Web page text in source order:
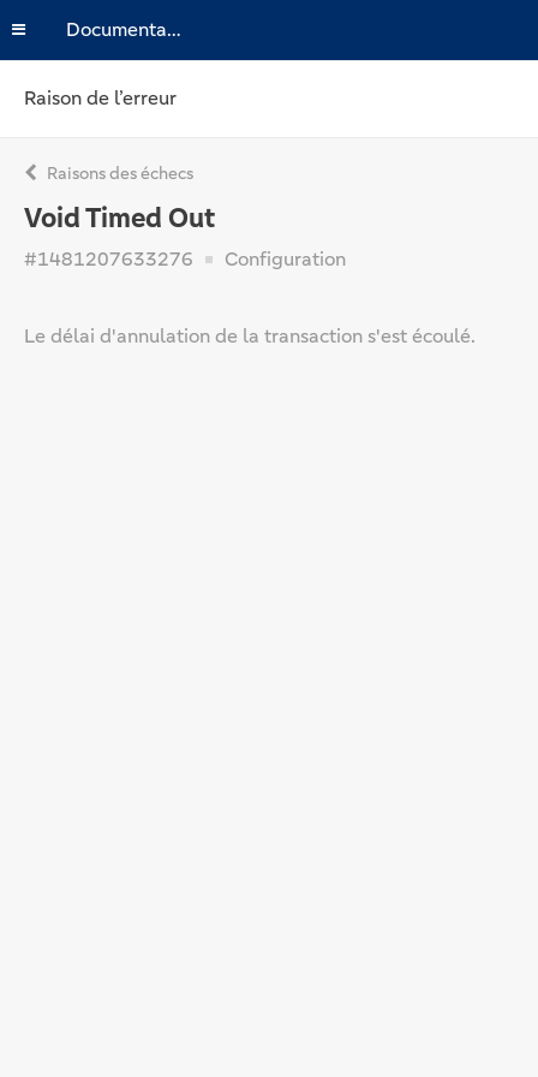
Documentation
Raison de l’erreur
Raisons des échecs
Void Timed Out
#1481207633276 Configuration
Le délai d'annulation de la transaction s'est écoulé.